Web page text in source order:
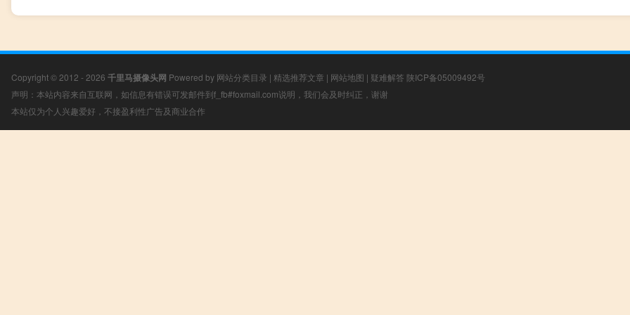
Copyright © 2012 - 2026 千里马摄像头网 Powered by 网站分类目录 | 精选推荐文章 | 网站地图 | 疑难解答 陕ICP备05009492号
声明：本站内容来自互联网，如信息有错误可发邮件到f_fb#foxmail.com说明，我们会及时纠正，谢谢
本站仅为个人兴趣爱好，不接盈利性广告及商业合作